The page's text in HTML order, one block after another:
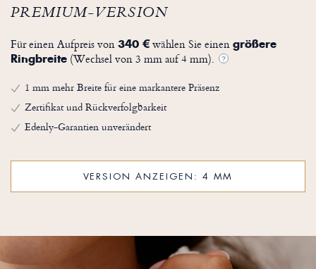
PREMIUM-VERSION
Für einen Aufpreis von 340 €wählen Sie einen größere
Ringbreite (Wechsel von 3 mm auf 4 mm). ?
1 mm mehr Breite für eine markantere Präsenz
Zertifikat und Rückverfolgbarkeit
Edenly-Garantien unverändert
VERSION ANZEIGEN: 4 MM